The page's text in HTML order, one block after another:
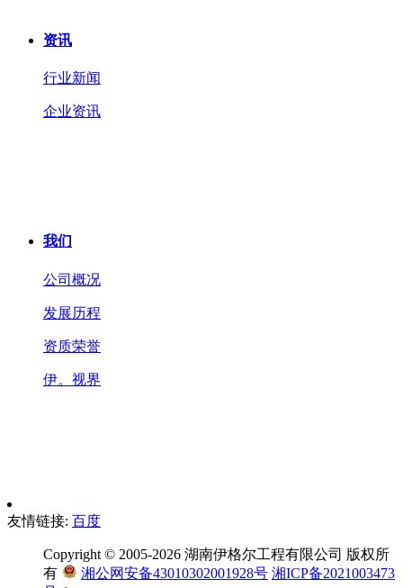
资讯
行业新闻
企业资讯
我们
公司概况
发展历程
资质荣誉
伊。视界
友情链接: 百度
Copyright © 2005-2026 湖南伊格尔工程有限公司 版权所
有
湘公网安备43010302001928号 湘ICP备2021003473